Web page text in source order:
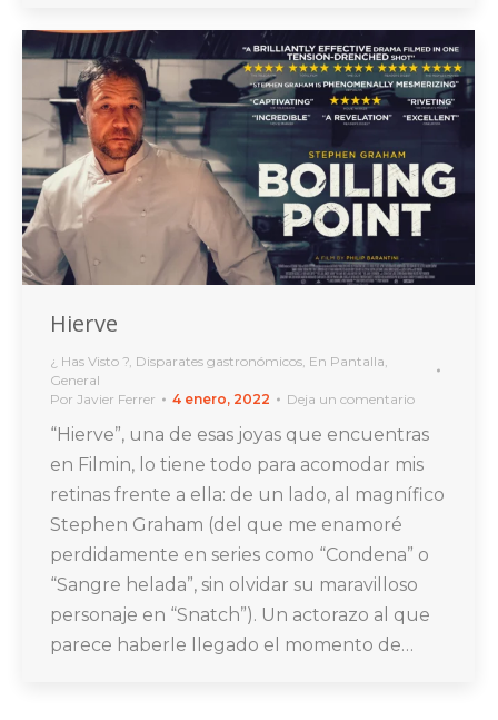
Hierve
¿ Has Visto ?, Disparates gastronómicos, En Pantalla,
General
Por Javier Ferrer 4 enero, 2022 Deja un comentario
“Hierve”, una de esas joyas que encuentras
en Filmin, lo tiene todo para acomodar mis
retinas frente a ella: de un lado, al magnífico
Stephen Graham (del que me enamoré
perdidamente en series como “Condena” o
“Sangre helada”, sin olvidar su maravilloso
personaje en “Snatch”). Un actorazo al que
parece haberle llegado el momento de…